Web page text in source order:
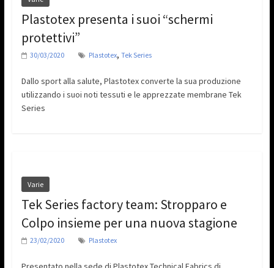
Plastotex presenta i suoi “schermi
protettivi”
30/03/2020 Plastotex, Tek Series
Dallo sport alla salute, Plastotex converte la sua produzione
utilizzando i suoi noti tessuti e le apprezzate membrane Tek
Series
Varie
Tek Series factory team: Stropparo e
Colpo insieme per una nuova stagione
23/02/2020 Plastotex